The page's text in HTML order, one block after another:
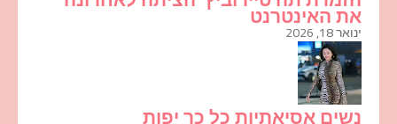
את האינטרנט
ינואר 18, 2026